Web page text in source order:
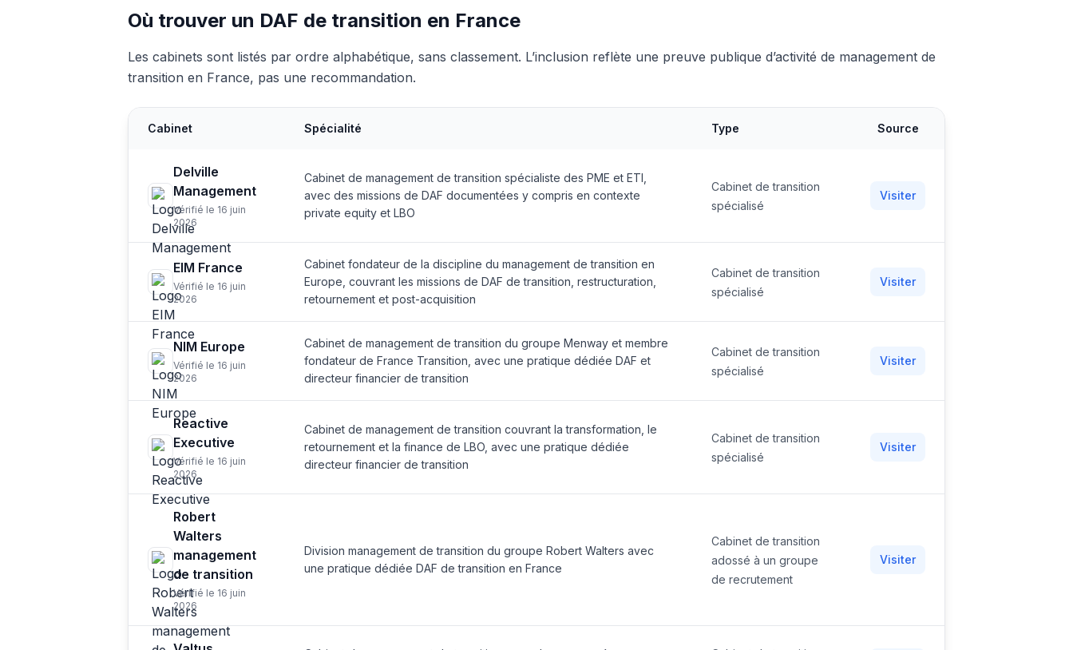
Où trouver un DAF de transition en France
Les cabinets sont listés par ordre alphabétique, sans classement. L’inclusion reflète une preuve publique d’activité de management de
transition en France, pas une recommandation.
Cabinet Spécialité Type Source
Delville
Management
Vérifié le 16 juin
2026
Cabinet de management de transition spécialiste des PME et ETI,
avec des missions de DAF documentées y compris en contexte
private equity et LBO
Cabinet de transition
spécialisé
Visiter
EIM France
Vérifié le 16 juin
2026
Cabinet fondateur de la discipline du management de transition en
Europe, couvrant les missions de DAF de transition, restructuration,
retournement et post-acquisition
Cabinet de transition
spécialisé
Visiter
NIM Europe
Vérifié le 16 juin
2026
Cabinet de management de transition du groupe Menway et membre
fondateur de France Transition, avec une pratique dédiée DAF et
directeur financier de transition
Cabinet de transition
spécialisé
Visiter
Reactive
Executive
Vérifié le 16 juin
2026
Cabinet de management de transition couvrant la transformation, le
retournement et la finance de LBO, avec une pratique dédiée
directeur financier de transition
Cabinet de transition
spécialisé
Visiter
Robert
Walters
management
de transition
Vérifié le 16 juin
2026
Division management de transition du groupe Robert Walters avec
une pratique dédiée DAF de transition en France
Cabinet de transition
adossé à un groupe
de recrutement
Visiter